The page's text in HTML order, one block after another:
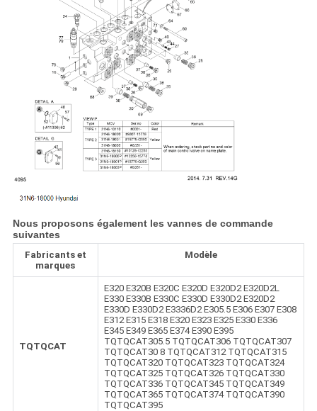
Nous proposons également les vannes de commande
suivantes
Fabricants et
marques
Modèle
TQTQCAT
E320 E320B E320C E320D E320D2 E320D2L
E330 E330B E330C E330D E330D2 E320D2
E330D E330D2 E3336D2 E305.5 E306 E307 E308
E312 E315 E318 E320 E323 E325 E330 E336
E345 E349 E365 E374 E390 E395
TQTQCAT305.5 TQTQCAT306 TQTQCAT307
TQTQCAT30 8 TQTQCAT312 TQTQCAT315
TQTQCAT320 TQTQCAT323 TQTQCAT324
TQTQCAT325 TQTQCAT326 TQTQCAT330
TQTQCAT336 TQTQCAT345 TQTQCAT349
TQTQCAT365 TQTQCAT374 TQTQCAT390
TQTQCAT395